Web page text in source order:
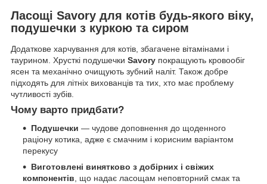
Ласощі Savory для котів будь-якого віку,
подушечки з куркою та сиром
Додаткове харчування для котів, збагачене вітамінами і
таурином. Хрусткі подушечки Savory покращують кровообіг
ясен та механічно очищують зубний наліт. Також добре
підходять для літніх вихованців та тих, хто має проблему
чутливості зубів.
Чому варто придбати?
Подушечки — чудове доповнення до щоденного
раціону котика, адже є смачним і корисним варіантом
перекусу
Виготовлені винятково з добірних і свіжих
компонентів, що надає ласощам неповторний смак та